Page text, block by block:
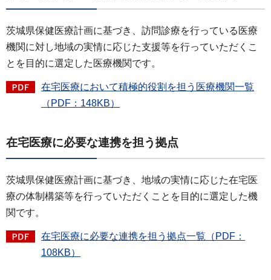
茨城県保健医療計画に基づき、訪問診療を行っている医療
機関に対し地域の実情に応じた支援等を行っていただくこ
とを目的に選定した医療機関です。
在宅医療において積極的役割を担う医療機関一覧
（PDF：148KB）
在宅医療に必要な連携を担う拠点
茨城県保健医療計画に基づき、地域の実情に応じた在宅医
療の体制構築等を行っていただくことを目的に選定した機
関です。
在宅医療に必要な連携を担う拠点一覧（PDF：
108KB）